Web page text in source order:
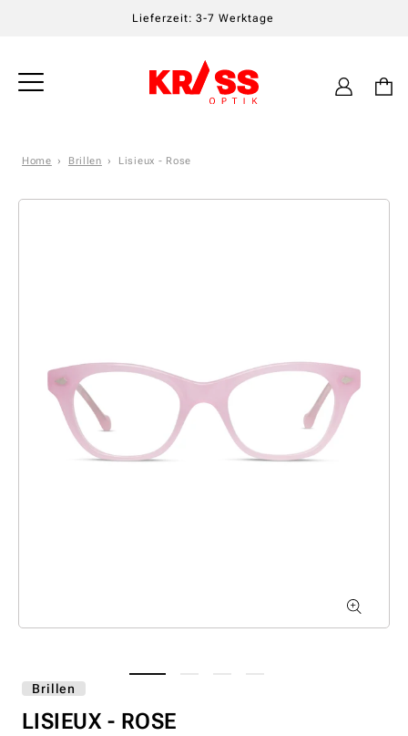
Lieferzeit: 3-7 Werktage
Einloggen
Home Brillen Lisieux - Rose
Brillen
LISIEUX - ROSE